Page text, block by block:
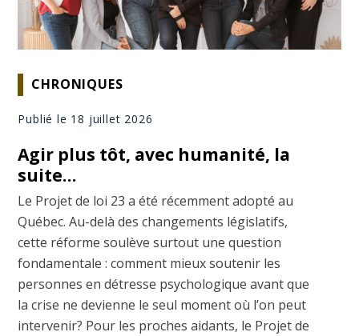
CHRONIQUES
Publié le 18 juillet 2026
Agir plus tôt, avec humanité, la
suite…
Le Projet de loi 23 a été récemment adopté au
Québec. Au-delà des changements législatifs,
cette réforme soulève surtout une question
fondamentale : comment mieux soutenir les
personnes en détresse psychologique avant que
la crise ne devienne le seul moment où l’on peut
intervenir? Pour les proches aidants, le Projet de